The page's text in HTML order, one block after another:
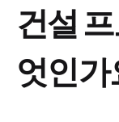
건설
엇인가